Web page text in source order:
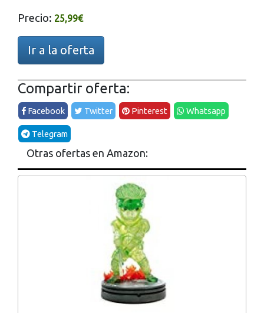
Precio: 25,99€
Ir a la oferta
Compartir oferta:
Facebook Twitter Pinterest Whatsapp
Telegram
Otras ofertas en Amazon: